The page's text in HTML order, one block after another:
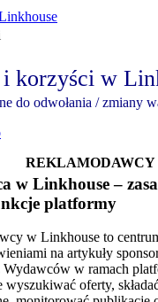
i korzyści w
do odwołania / zmiany
REKLAMODAWCY
w Linkhouse –
platformy
w Linkhouse to
na artykuły
Wydawców w ramach
oferty,